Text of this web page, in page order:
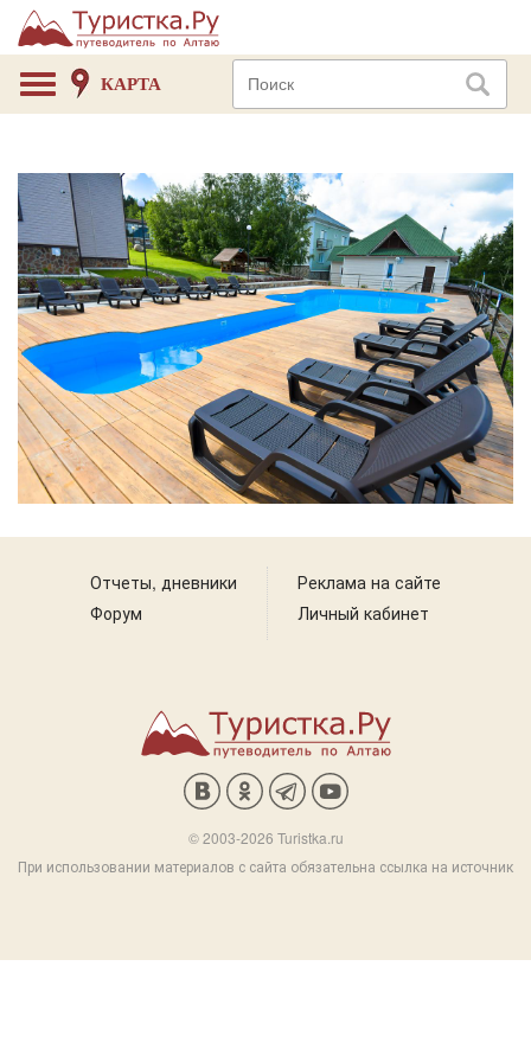
КАРТА
Отчеты, дневники
Форум
Реклама на сайте
Личный кабинет
© 2003-2026 Turistka.ru
При использовании материалов с сайта обязательна ссылка на источник